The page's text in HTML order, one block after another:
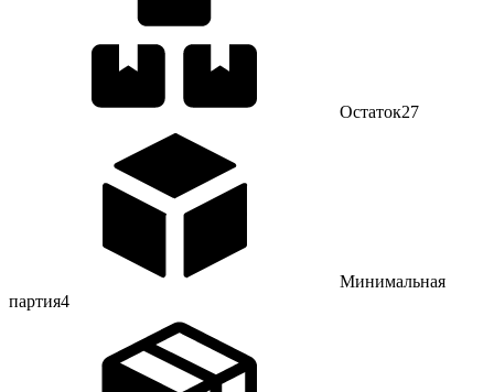
Остаток27
Минимальная
партия4